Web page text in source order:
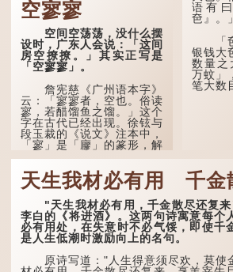
所著的《金瓶梅词话》第九
十八回。原意是指人未亲眼
见到亲人棺木，便不会真正
感到悲伤；后来引申为比喻
人执迷不悟，不到彻底失
败，便不肯罢休。
许多人对这上半句耳熟
能详，但它其实还有下半句
——「不到黄河心不死」...
空寥寥
空间空荡荡，没什么摆
设时，广东人会说：「这间
房空撩撩。」其实正写是
「空寥寥」。
詹宪慈《广州语本字》
云：「寥寥者，空也。俗读
寥，若醋馏鱼之馏。」这个
字在古代已经出现。徐铉与
段玉裁的《说文》注本中，
「寥」是「廫」的篆形，解
事，以「寥寥安期，虚质高
清」形容空虚无所事事。
唐代《艺文类聚》引晋
孙绰《表哀诗》：「寥寥空
堂，寂寂响户」...
语有
夿』。」
「夿
银钱大
数量之
万蚊」
笔大数
天生我材必有用 千金
"天生我材必有用，千金散尽还复来
李白的《将进酒》。这两句诗寓意每个
必有用处，在失意时不必气馁，即使千
是人生低潮时激励向上的名句。
原诗写道："人生得意须尽欢，莫使